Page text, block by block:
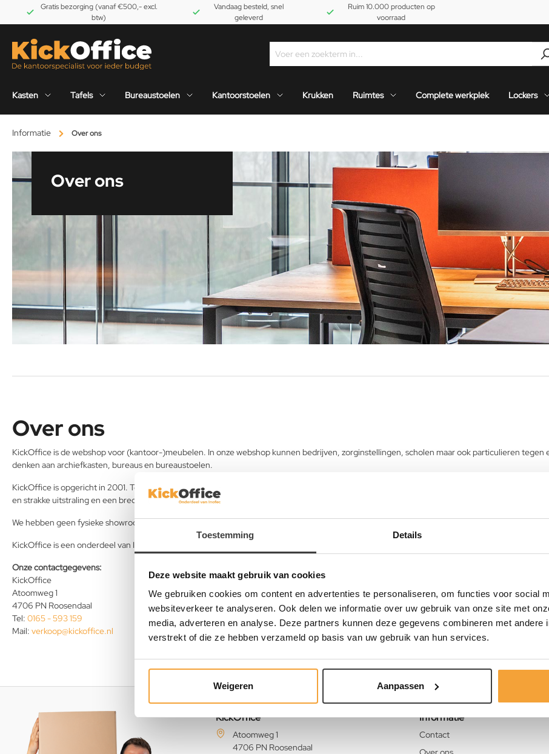
Toestemming Details
Deze website maakt gebruik van cookies
We gebruiken cookies om content en advertenties te personaliseren, om functies voor social
websiteverkeer te analyseren. Ook delen we informatie over uw gebruik van onze site met
media, adverteren en analyse. Deze partners kunnen deze gegevens combineren met andere
verstrekt of die ze hebben verzameld op basis van uw gebruik van hun services.
Weigeren Aanpassen
Gratis bezorging (vanaf €500,- excl.
btw)
Vandaag besteld, snel
geleverd
Ruim 10.000 producten op
voorraad
Kasten Tafels Bureaustoelen Kantoorstoelen Krukken Ruimtes Complete werkplek Lockers
Informatie Over ons
Over ons
Over ons
KickOffice is de webshop voor (kantoor-)meubelen. In onze webshop kunnen bedrijven, zorginstellingen, scholen maar ook particulieren
denken aan archiefkasten, bureaus en bureaustoelen.
KickOffice is opgericht in 2001. Toen werd de eerste webshop ontworpen en gebouwd. Over de jaren heen is onze webshop gegroeid. Sinds
en strakke uitstraling en een breder assortiment is KickOffice een vernieuwende webshop in de (kantoor-)meubelenbranche.
We hebben geen fysieke showroom, wel is het mogelijk om je bestelling op te halen bij ons magazijn in Roosendaal.
KickOffice is een onderdeel van Inofec B.V.
Onze contactgegevens:
KickOffice
Atoomweg 1
4706 PN Roosendaal
Tel: 0165 - 593 159
Mail: verkoop@kickoffice.nl
KickOffice
Atoomweg 1
4706 PN Roosendaal
Informatie
Contact